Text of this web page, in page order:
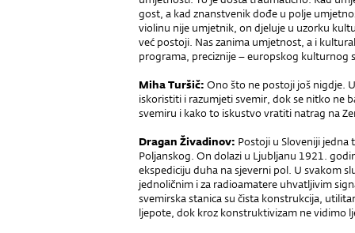
gost, a kad znanstvenik dođe u polje
violinu nije umjetnik, on djeluje u uzorku
već postoji. Nas zanima umjetnost, a i
programa, preciznije – europskog kulturnog
Miha Turšič: Ono što ne postoji još nigdje.
iskoristiti i razumjeti svemir, dok se nitko ne
svemiru i kako to iskustvo vratiti natrag na
Dragan Živadinov: Postoji u Sloveniji jedna
Poljanskog. On dolazi u Ljubljanu 1921.
ekspediciju duha na sjeverni pol. U svakom
jednoličnim i za radioamatere uhvatljivim
svemirska stanica su čista konstrukcija,
ljepote, dok kroz konstruktivizam ne vidimo